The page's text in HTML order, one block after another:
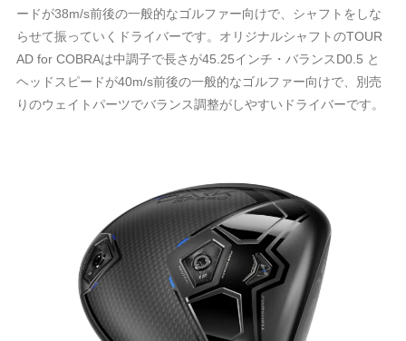
ードが38m/s前後の一般的なゴルファー向けで、シャフトをしな
らせて振っていくドライバーです。オリジナルシャフトのTOUR
AD for COBRAは中調子で長さが45.25インチ・バランスD0.5 と
ヘッドスピードが40m/s前後の一般的なゴルファー向けで、別売
りのウェイトパーツでバランス調整がしやすいドライバーです。